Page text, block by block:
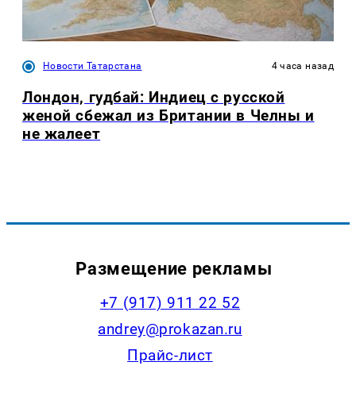
Новости Татарстана 4 часа назад
Лондон, гудбай: Индиец с русской
женой сбежал из Британии в Челны и
не жалеет
Размещение рекламы
+7 (917) 911 22 52
andrey@prokazan.ru
Прайс-лист